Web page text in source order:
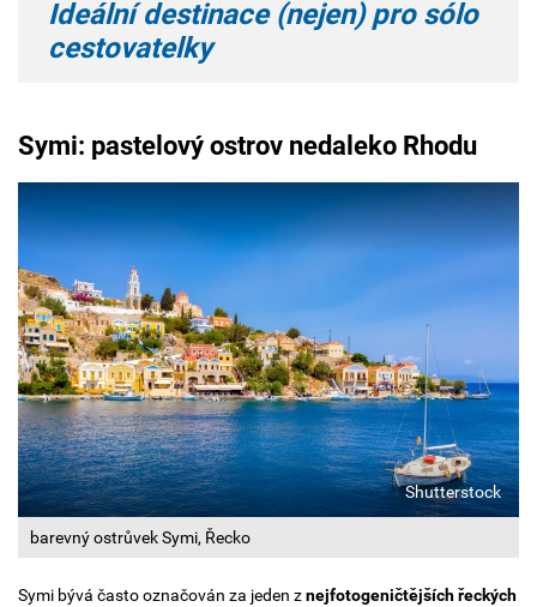
Ideální destinace (nejen) pro sólo
cestovatelky
Symi: pastelový ostrov nedaleko Rhodu
barevný ostrůvek Symi, Řecko
Shutterstock
Symi bývá často označován za jeden znejfotogeničtějších řeckých